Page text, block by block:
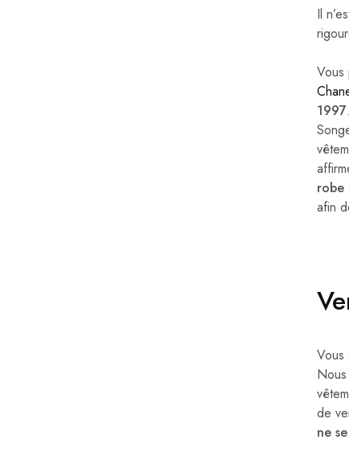
Il
Vous
1997
robe
afin
Vous
de
ne